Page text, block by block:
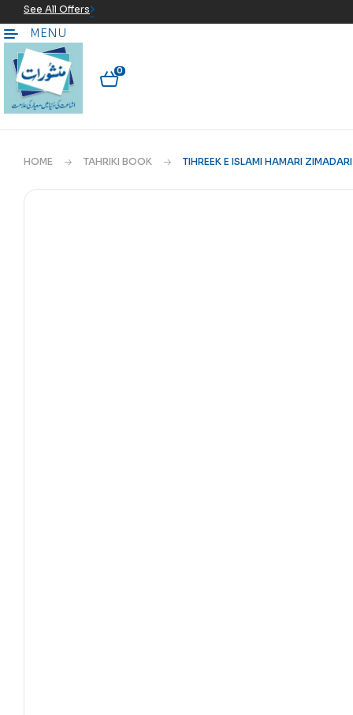
See All Offers
MENU
0
HOME TAHRIKI BOOK TIHREEK E ISLAMI HAMARI ZIMADARI